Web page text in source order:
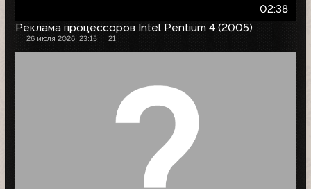
02:38
Реклама процессоров Intel Pentium 4 (2005)
26 июля 2026, 23:15 21